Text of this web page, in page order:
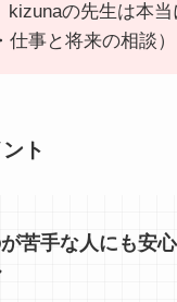
kizunaの先生は本
仕事と将来の相談）
ト
苦手な人にも安